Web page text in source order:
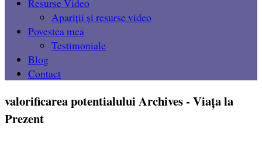
Apariții și resurse video
Povestea mea
Testimoniale
Blog
Contact
valorificarea potentialului Archives - Viața la
Prezent